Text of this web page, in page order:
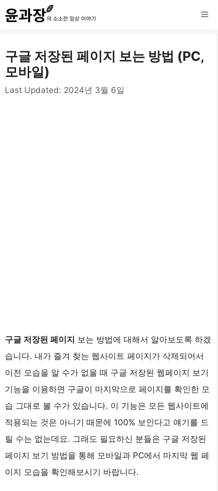
컨
텐
로
건
너
메
구글 저장된 페이지 보는 방법 (PC,
모바일)
Last Updated: 2024년 3월 6일
구글 저장된 페이지 보는 방법에 대해서 알아보도록 하겠
습니다. 내가 즐겨 찾는 웹사이트 페이지가 삭제되어서
이전 모습을 알 수가 없을 때 구글 저장된 웹페이지 보기
기능을 이용하면 구글이 마지막으로 페이지를 확인한 모
습 그대로 볼 수가 있습니다. 이 기능은 모든 웹사이트에
적용되는 것은 아니기 때문에 100% 보인다고 얘기를 드
릴 수는 없는데요. 그래도 필요하신 분들은 구글 저장된
페이지 보기 방법을 통해 모바일과 PC에서 마지막 웹 페
이지 모습을 확인해보시기 바랍니다.